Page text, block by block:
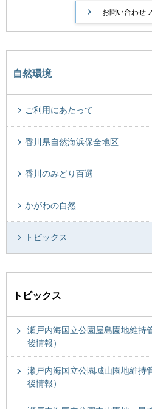
自然環境
ご利用にあたって
香川県自然海浜保全地区
香川のみどり百選
かがわの自然
トピックス
トピックス
瀬戸内海国立公園屋島園地維持
後情報）
瀬戸内海国立公園城山園地維持
後情報）